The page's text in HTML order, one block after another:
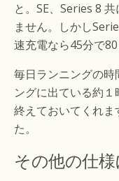
と。SE、Series 8
ません。しかし
速充電なら45分で
毎日ランニングの
ングに出ている約
終えておいてくれ
た。
その他の仕